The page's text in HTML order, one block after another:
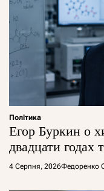
Політика
Егор Буркин о
двадцати годах
4 Серпня, 2026Федоренко